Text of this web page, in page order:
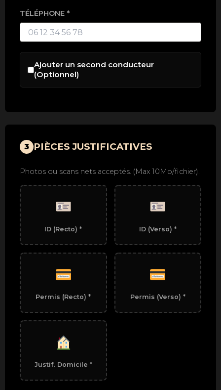
TÉLÉPHONE *
Ajouter un second conducteur
(Optionnel)
3 PIÈCES JUSTIFICATIVES
Photos ou scans nets acceptés. (Max 10Mo/fichier).
ID (Recto) * ID (Verso) *
Permis (Recto) * Permis (Verso) *
Justif. Domicile *